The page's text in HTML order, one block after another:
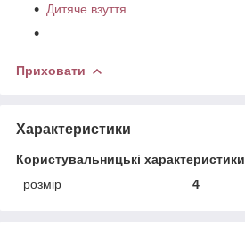
Дитяче взуття
Приховати
Характеристики
Користувальницькі характеристики
розмір
4